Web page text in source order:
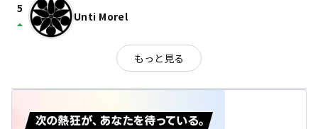
5
arrow_drop_up Unti Morel
もっと見る